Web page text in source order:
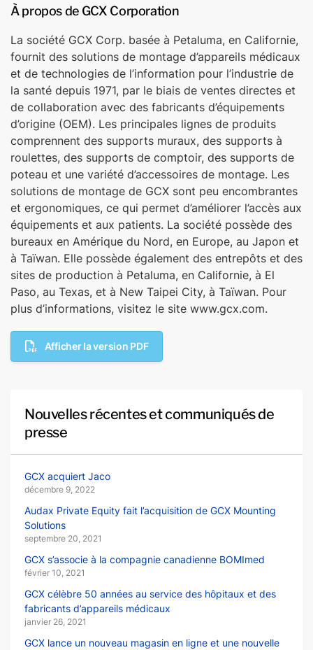
À propos de GCX Corporation
La société GCX Corp. basée à Petaluma, en Californie,
fournit des solutions de montage d’appareils médicaux
et de technologies de l’information pour l’industrie de
la santé depuis 1971, par le biais de ventes directes et
de collaboration avec des fabricants d’équipements
d’origine (OEM). Les principales lignes de produits
comprennent des supports muraux, des supports à
roulettes, des supports de comptoir, des supports de
poteau et une variété d’accessoires de montage. Les
solutions de montage de GCX sont peu encombrantes
et ergonomiques, ce qui permet d’améliorer l’accès aux
équipements et aux patients. La société possède des
bureaux en Amérique du Nord, en Europe, au Japon et
à Taïwan. Elle possède également des entrepôts et des
sites de production à Petaluma, en Californie, à El
Paso, au Texas, et à New Taipei City, à Taïwan. Pour
plus d’informations, visitez le site www.gcx.com.
Afficher la version PDF
Nouvelles récentes et communiqués de
presse
GCX acquiert Jaco
décembre 9, 2022
Audax Private Equity fait l’acquisition de GCX Mounting
Solutions
septembre 20, 2021
GCX s’associe à la compagnie canadienne BOMImed
février 10, 2021
GCX célèbre 50 années au service des hôpitaux et des
fabricants d’appareils médicaux
janvier 26, 2021
GCX lance un nouveau magasin en ligne et une nouvelle